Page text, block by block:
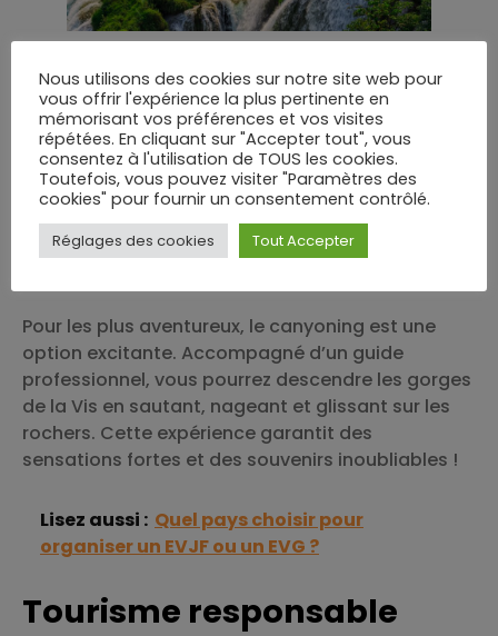
Activités autour de la
cascade
En plus des randonnées et de la baignade, la
cascade de la Visoffre une multitude d’activités
pour petits et grands. Les pique-niques sont
particulièrement prisés, avec de nombreuses
aires aménagées pour passer un moment
Pour les plus aventureux, le canyoning est une
option excitante. Accompagné d’un guide
professionnel, vous pourrez descendre les gorges
de la Vis en sautant, nageant et glissant sur les
rochers. Cette expérience garantit des
sensations fortes et des souvenirs inoubliables !
Lisez aussi : Quel pays choisir pour
organiser un EVJF ou un EVG ?
Tourisme responsable
Nous utilisons des cookies sur notre site web pour
vous offrir l'expérience la plus pertinente en
mémorisant vos préférences et vos visites
répétées. En cliquant sur "Accepter tout", vous
consentez à l'utilisation de TOUS les cookies.
Toutefois, vous pouvez visiter "Paramètres des
cookies" pour fournir un consentement contrôlé.
Réglages des cookies Tout Accepter